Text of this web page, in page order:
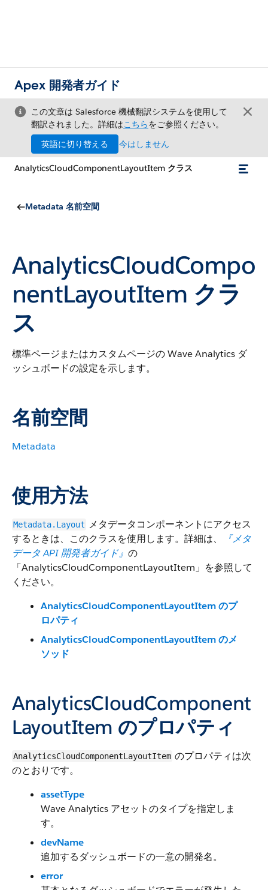
Apex 開発者ガイド
この文章は Salesforce 機械翻訳システムを使用して
翻訳されました。詳細はこちらをご参照ください。
英語に切り替える
今はしません
AnalyticsCloudComponentLayoutItem クラス
Metadata 名前空間
AnalyticsCloudCompo
nentLayoutItem クラ
ス
標準ページまたはカスタムページの Wave Analytics ダ
ッシュボードの設定を示します。
名前空間
Metadata
使用方法
Metadata.Layout メタデータコンポーネントにアクセス
するときは、このクラスを使用します。詳細は、
『メタ
データ API 開発者ガイド』 の
「AnalyticsCloudComponentLayoutItem」を参照して
ください。
AnalyticsCloudComponentLayoutItem のプ
ロパティ
AnalyticsCloudComponentLayoutItem のメ
ソッド
AnalyticsCloudComponent
LayoutItem のプロパティ
AnalyticsCloudComponentLayoutItem のプロパティは次
のとおりです。
assetType
Wave Analytics アセットのタイプを指定しま
す。
devName
追加するダッシュボードの一意の開発名。
error